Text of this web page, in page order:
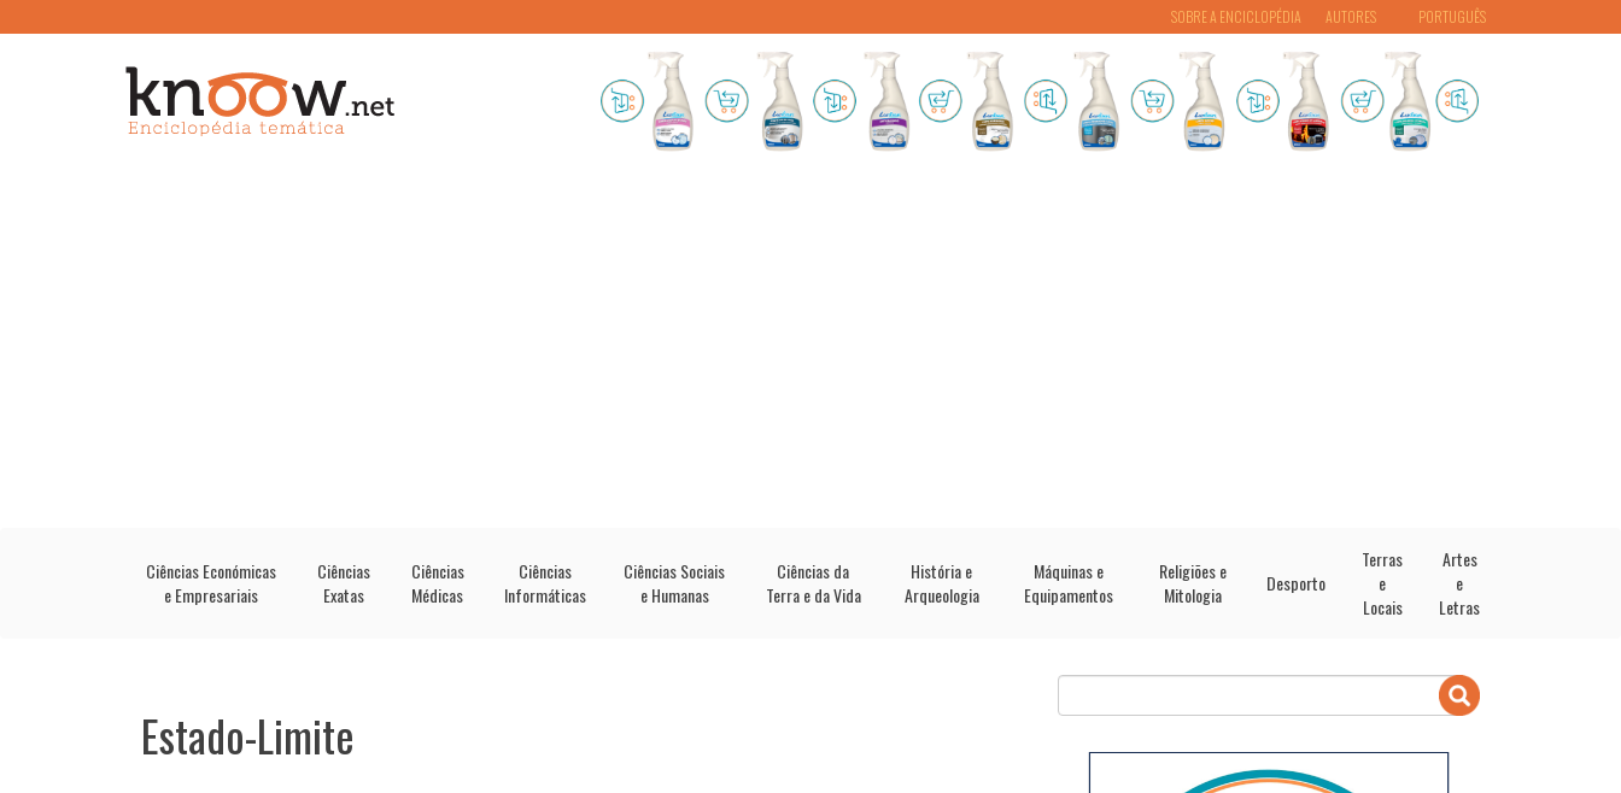
PORTUGUÊS
SOBRE A ENCICLOPÉDIA AUTORES
Ciências Económicas
e Empresariais
Ciências
Exatas
Ciências
Médicas
Ciências
Informáticas
Ciências Sociais
e Humanas
Ciências da
Terra e da Vida
História e
Arqueologia
Máquinas e
Equipamentos
Religiões e
Mitologia
Desporto
Terras
e
Locais
Artes
e
Letras
Estado-Limite